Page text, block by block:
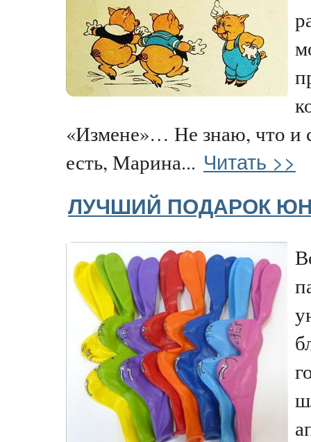
«Измене»… Не знаю, что и
есть, Марина... Читать >>
ЛУЧШИЙ ПОДАРОК